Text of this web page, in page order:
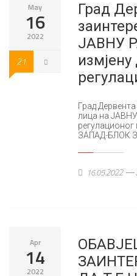
May
16
2022
21
Град
ЈАВНУ
измјену
Град
лица на
ЗАПАД-БЛОК
16.05.2022
Apr
14
2022